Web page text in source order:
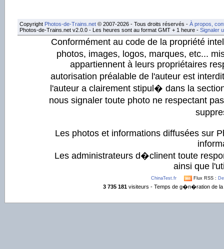
Copyright Photos-de-Trains.net © 2007-2026 - Tous droits réservés - À propos,
Photos-de-Trains.net v2.0.0 - Les heures sont au format GMT + 1 heure - Signaler
Conformément au code de la propriété
photos, images, logos, marques, etc...
appartiennent à leurs propriétaires
autorisation préalable de l'auteur est
l'auteur a clairement stipul� dans la
nous signaler toute photo ne respectant
Les photos et informations diffusées sur
Les administrateurs d�clinent toute
ainsi que
ChinaTest.fr Flux RSS :
3 735 181visiteurs - Temps de g�n�ration de